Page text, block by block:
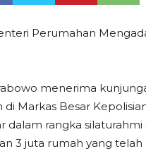
Perumahan
menerima
Markas Besar
rangka
3 juta rumah yang